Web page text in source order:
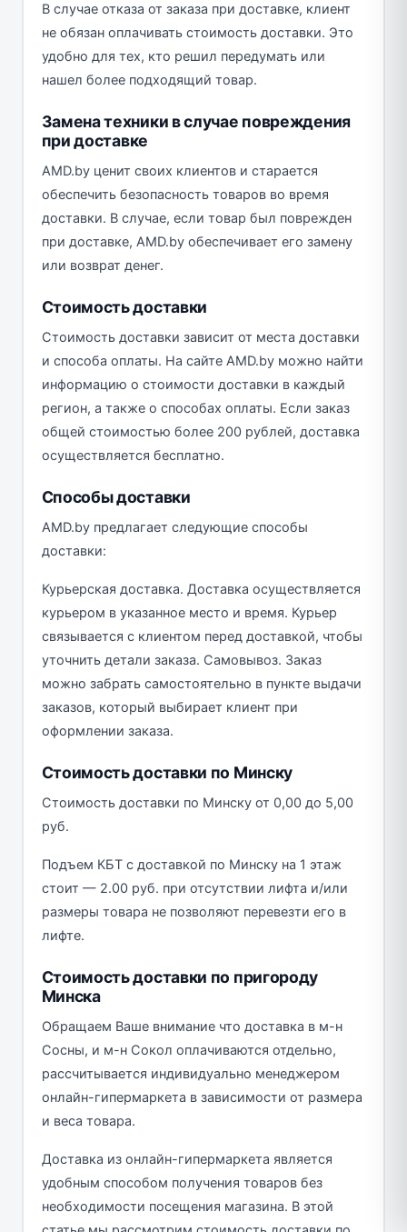
В случае отказа от заказа при доставке, клиент
не обязан оплачивать стоимость доставки. Это
удобно для тех, кто решил передумать или
нашел более подходящий товар.
Замена техники в случае повреждения
при доставке
AMD.by ценит своих клиентов и старается
обеспечить безопасность товаров во время
доставки. В случае, если товар был поврежден
при доставке, AMD.by обеспечивает его замену
или возврат денег.
Стоимость доставки
Стоимость доставки зависит от места доставки
и способа оплаты. На сайте AMD.by можно найти
информацию о стоимости доставки в каждый
регион, а также о способах оплаты. Если заказ
общей стоимостью более 200 рублей, доставка
осуществляется бесплатно.
Способы доставки
AMD.by предлагает следующие способы
доставки:
Курьерская доставка. Доставка осуществляется
курьером в указанное место и время. Курьер
связывается с клиентом перед доставкой, чтобы
уточнить детали заказа. Самовывоз. Заказ
можно забрать самостоятельно в пункте выдачи
заказов, который выбирает клиент при
оформлении заказа.
Стоимость доставки по Минску
Стоимость доставки по Минску от 0,00 до 5,00
руб.
Подъем КБТ с доставкой по Минску на 1 этаж
стоит — 2.00 руб. при отсутствии лифта и/или
размеры товара не позволяют перевезти его в
лифте.
Стоимость доставки по пригороду
Минска
Обращаем Ваше внимание что доставка в м-н
Сосны, и м-н Сокол оплачиваются отдельно,
рассчитывается индивидуально менеджером
онлайн-гипермаркета в зависимости от размера
и веса товара.
Доставка из онлайн-гипермаркета является
удобным способом получения товаров без
необходимости посещения магазина. В этой